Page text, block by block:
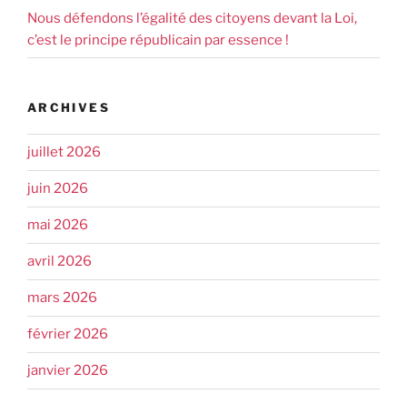
Nous défendons l’égalité des citoyens devant la Loi,
c’est le principe républicain par essence !
ARCHIVES
juillet 2026
juin 2026
mai 2026
avril 2026
mars 2026
février 2026
janvier 2026